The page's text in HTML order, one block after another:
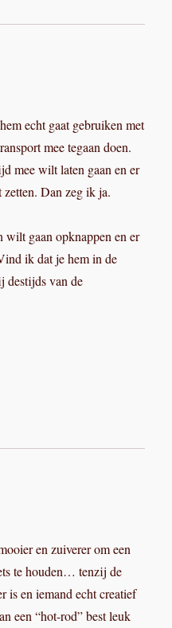
echt gaat gebruiken met
mee tegaan doen.
mee wilt laten gaan en er
zetten. Dan zeg ik ja.
wilt gaan opknappen en er
ik dat je hem in de
destijds van de
en zuiverer om een
te houden… tenzij de
is en iemand echt creatief
een “hot-rod” best leuk